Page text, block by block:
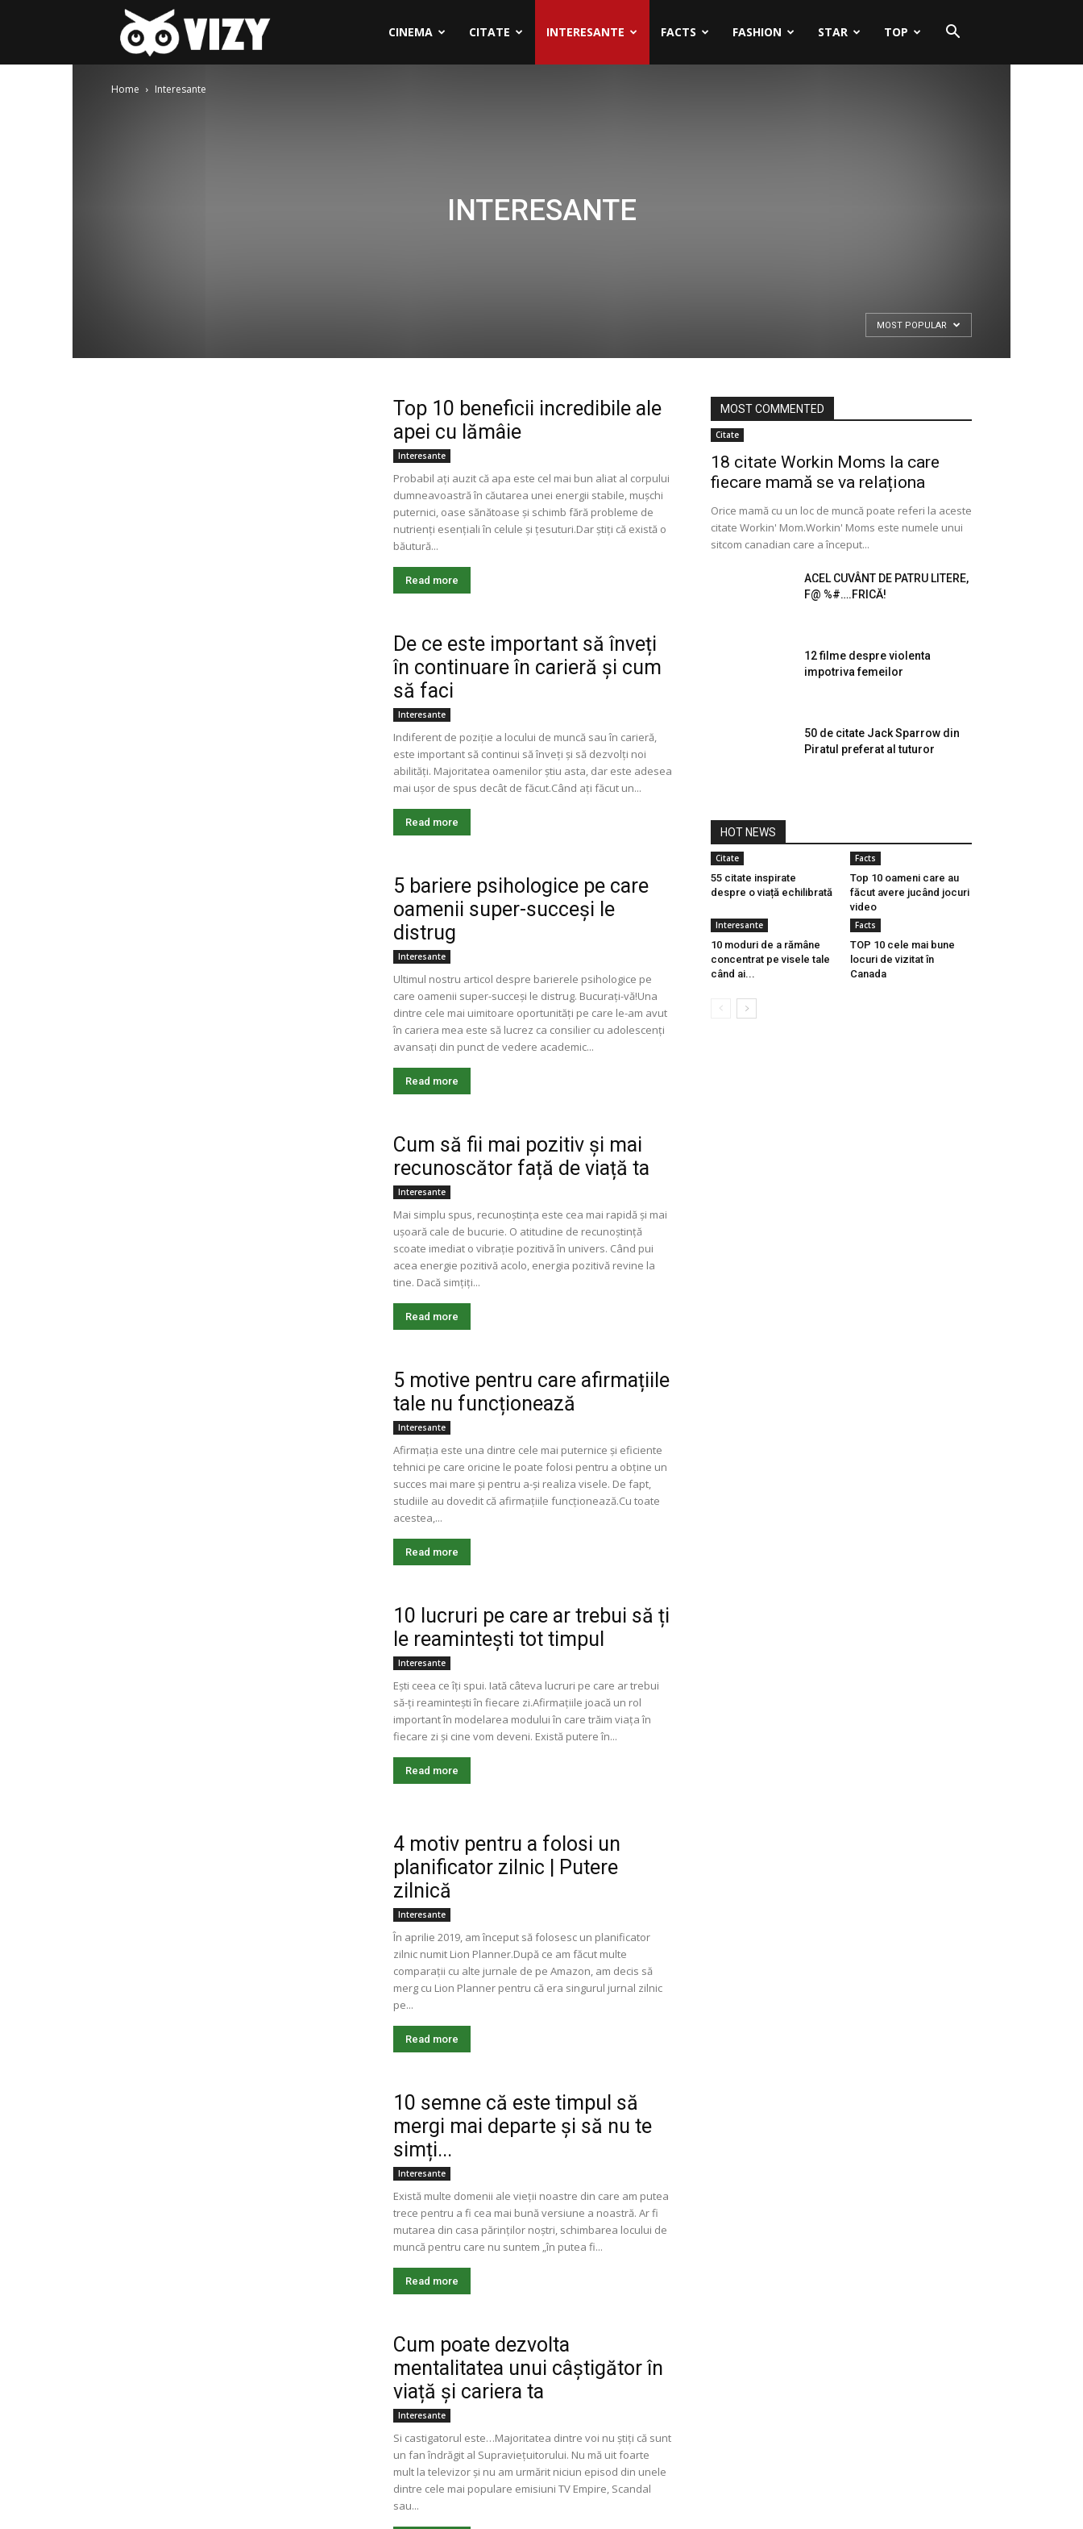
CINEMA CITATE INTERESANTE FACTS FASHION STAR TOP
Home Interesante
INTERESANTE
MOST POPULAR
Top 10 beneficii incredibile ale
apei cu lămâie
Interesante
Probabil ați auzit că apa este cel mai bun aliat al corpului
dumneavoastră în căutarea unei energii stabile, mușchi
puternici, oase sănătoase și schimb fără probleme de
nutrienți esențiali în celule și țesuturi.Dar știți că există o
băutură...
Read more
De ce este important să înveți
în continuare în carieră și cum
să faci
Interesante
Indiferent de poziție a locului de muncă sau în carieră,
este important să continui să înveți și să dezvolți noi
abilități. Majoritatea oamenilor știu asta, dar este adesea
mai ușor de spus decât de făcut.Când ați făcut un...
Read more
5 bariere psihologice pe care
oamenii super-succeși le
distrug
Interesante
Ultimul nostru articol despre barierele psihologice pe
care oamenii super-succeși le distrug. Bucurați-vă!Una
dintre cele mai uimitoare oportunități pe care le-am avut
în cariera mea este să lucrez ca consilier cu adolescenți
avansați din punct de vedere academic...
Read more
Cum să fii mai pozitiv și mai
recunoscător față de viață ta
Interesante
Mai simplu spus, recunoștința este cea mai rapidă și mai
ușoară cale de bucurie. O atitudine de recunoștință
scoate imediat o vibrație pozitivă în univers. Când pui
acea energie pozitivă acolo, energia pozitivă revine la
tine. Dacă simțiți...
Read more
5 motive pentru care afirmațiile
tale nu funcționează
Interesante
Afirmația este una dintre cele mai puternice și eficiente
tehnici pe care oricine le poate folosi pentru a obține un
succes mai mare și pentru a-și realiza visele. De fapt,
studiile au dovedit că afirmațiile funcționează.Cu toate
acestea,...
Read more
10 lucruri pe care ar trebui să ți
le reamintești tot timpul
Interesante
Ești ceea ce îți spui. Iată câteva lucruri pe care ar trebui
să-ți reamintești în fiecare zi.Afirmațiile joacă un rol
important în modelarea modului în care trăim viața în
fiecare zi și cine vom deveni. Există putere în...
Read more
4 motiv pentru a folosi un
planificator zilnic | Putere
zilnică
Interesante
În aprilie 2019, am început să folosesc un planificator
zilnic numit Lion Planner.După ce am făcut multe
comparații cu alte jurnale de pe Amazon, am decis să
merg cu Lion Planner pentru că era singurul jurnal zilnic
pe...
Read more
10 semne că este timpul să
mergi mai departe și să nu te
simți...
Interesante
Există multe domenii ale vieții noastre din care am putea
trece pentru a fi cea mai bună versiune a noastră. Ar fi
mutarea din casa părinților noștri, schimbarea locului de
muncă pentru care nu suntem „în putea fi...
Read more
Cum poate dezvolta
mentalitatea unui câștigător în
viață și cariera ta
Interesante
Si castigatorul este…Majoritatea dintre voi nu știți că sunt
un fan îndrăgit al Supraviețuitorului. Nu mă uit foarte
mult la televizor și nu am urmărit niciun episod din unele
dintre cele mai populare emisiuni TV Empire, Scandal
sau...
MOST COMMENTED
Citate
18 citate Workin Moms la care
fiecare mamă se va relaționa
Orice mamă cu un loc de muncă poate referi la aceste
citate Workin' Mom.Workin' Moms este numele unui
sitcom canadian care a început...
ACEL CUVÂNT DE PATRU LITERE,
F@ %#….FRICĂ!
12 filme despre violenta
impotriva femeilor
50 de citate Jack Sparrow din
Piratul preferat al tuturor
HOT NEWS
Citate
55 citate inspirate
despre o viață echilibrată
Facts
Top 10 oameni care au
făcut avere jucând jocuri
video
Interesante
10 moduri de a rămâne
concentrat pe visele tale
când ai...
Facts
TOP 10 cele mai bune
locuri de vizitat în
Canada